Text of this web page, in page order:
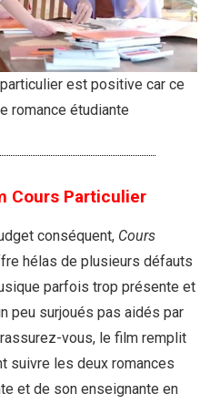
est positive car ce
romance étudiante
Cours Particulier
conséquent, Cours
hélas de plusieurs défauts
parfois trop présente et
peu surjoués pas aidés par
vous, le film remplit
suivre les deux romances
et de son enseignante en